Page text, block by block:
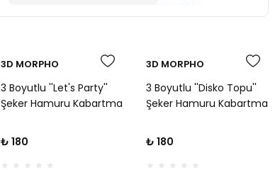
3D MORPHO
3 Boyutlu ''Let's Party''
Şeker Hamuru Kabartma
Parti ve Kutlama
Kurabiyeleri İçin
₺ 180
3D MORPHO
3 Boyutlu ''Disko Topu''
Şeker Hamuru Kabartma
ve Doğum Günü
Kurabiyeleri İçin
₺ 180